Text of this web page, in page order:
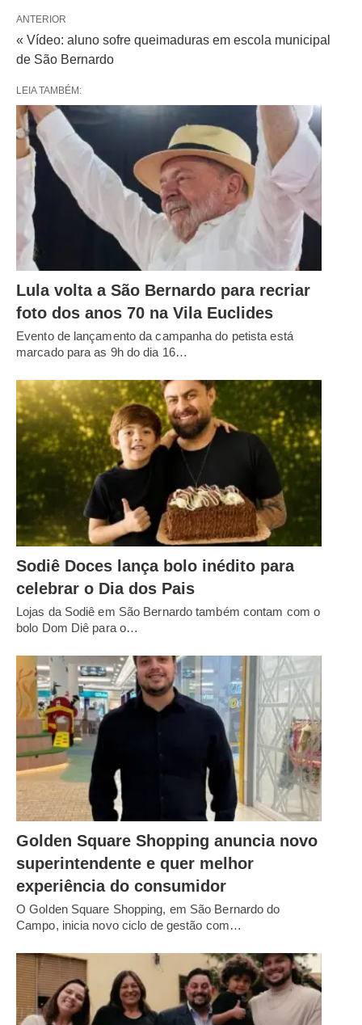
ANTERIOR
« Vídeo: aluno sofre queimaduras em escola municipal
de São Bernardo
LEIA TAMBÉM:
Lula volta a São Bernardo para recriar
foto dos anos 70 na Vila Euclides
Evento de lançamento da campanha do petista está
marcado para as 9h do dia 16…
Sodiê Doces lança bolo inédito para
celebrar o Dia dos Pais
Lojas da Sodiê em São Bernardo também contam com o
bolo Dom Diê para o…
Golden Square Shopping anuncia novo
superintendente e quer melhor
experiência do consumidor
O Golden Square Shopping, em São Bernardo do
Campo, inicia novo ciclo de gestão com…